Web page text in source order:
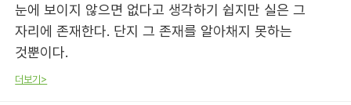
눈에 보이지 않으면 없다고 생각하기 쉽지만 실은 그
자리에 존재한다. 단지 그 존재를 알아채지 못하는
것뿐이다.
더보기>